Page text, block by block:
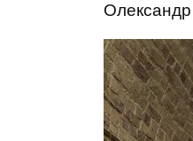
Олександр